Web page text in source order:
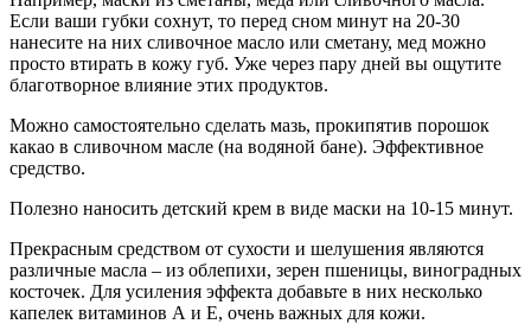
Если ваши губки сохнут, то перед сном минут на 20-30
нанесите на них сливочное масло или сметану, мед можно
просто втирать в кожу губ. Уже через пару дней вы ощутите
благотворное влияние этих продуктов.
Можно самостоятельно сделать мазь, прокипятив порошок
какао в сливочном масле (на водяной бане). Эффективное
средство.
Полезно наносить детский крем в виде маски на 10-15 минут.
Прекрасным средством от сухости и шелушения являются
различные масла – из облепихи, зерен пшеницы, виноградных
косточек. Для усиления эффекта добавьте в них несколько
капелек витаминов А и Е, очень важных для кожи.